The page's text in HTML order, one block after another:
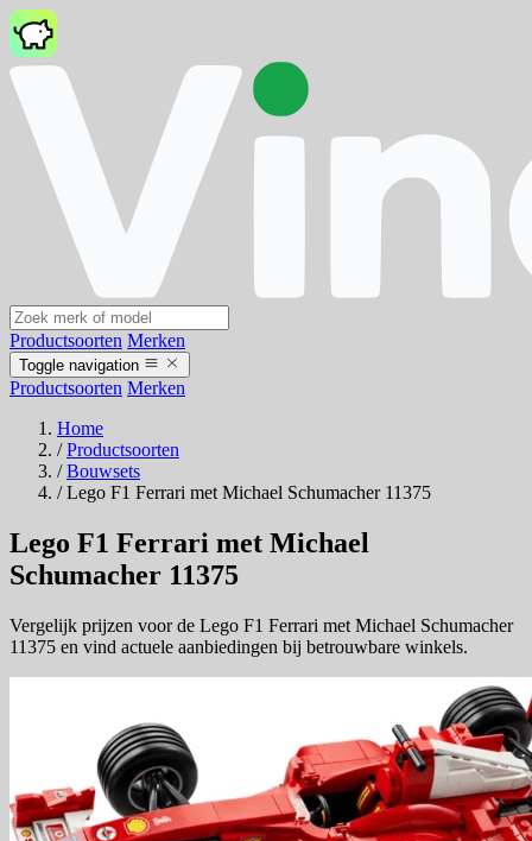
Productsoorten Merken
Toggle navigation
Productsoorten Merken
Home
/ Productsoorten
/ Bouwsets
/ Lego F1 Ferrari met Michael Schumacher 11375
Lego F1 Ferrari met Michael
Schumacher 11375
Vergelijk prijzen voor de Lego F1 Ferrari met Michael Schumacher
11375 en vind actuele aanbiedingen bij betrouwbare winkels.